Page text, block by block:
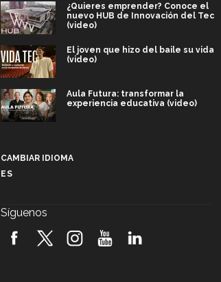
¿Quieres emprender? Conoce el
nuevo HUB de Innovación del Tec
(video)
El joven que hizo del baile su vida
(video)
Aula Futura: transformar la
experiencia educativa (video)
robótica FIRST 2026! (video)
CAMBIAR IDIOMA
ES
Síguenos